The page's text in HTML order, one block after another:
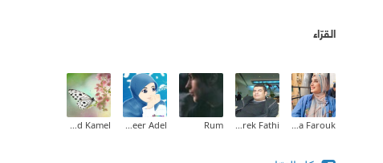
القرّاء
Rum